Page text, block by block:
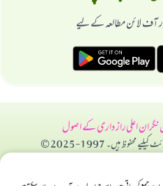
آف لائن مطالعہ کے لیے
نگران اعلیراز داری کے اصول
ہیں۔ 1997-2025 ©